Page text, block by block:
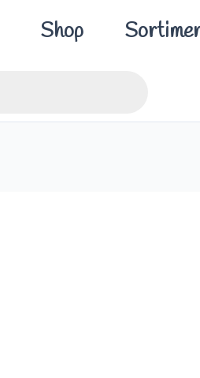
Shop